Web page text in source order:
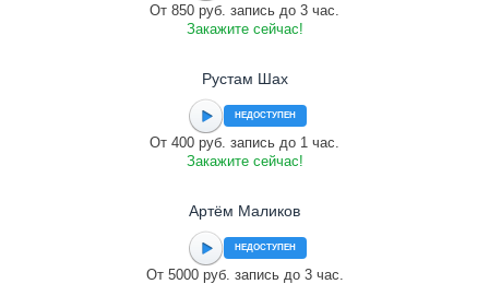
От 850 руб. запись до 3 час.
Закажите сейчас!
Рустам Шах
НЕДОСТУПЕН
От 400 руб. запись до 1 час.
Закажите сейчас!
Артём Маликов
НЕДОСТУПЕН
От 5000 руб. запись до 3 час.